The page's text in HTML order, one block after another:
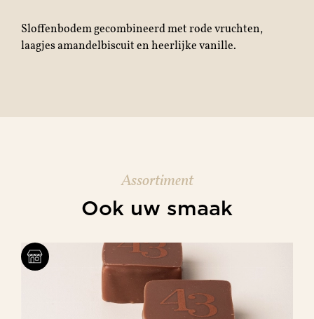
Sloffenbodem gecombineerd met rode vruchten,
laagjes amandelbiscuit en heerlijke vanille.
Assortiment
Ook uw smaak